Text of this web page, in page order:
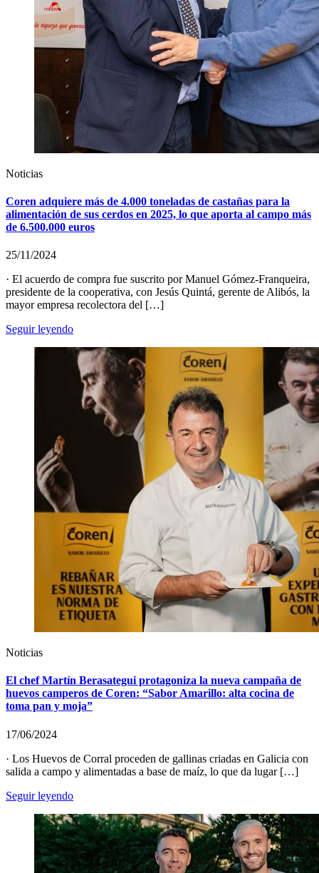
Noticias
Coren adquiere más de 4.000 toneladas de castañas para la
alimentación de sus cerdos en 2025, lo que aporta al campo más
de 6.500.000 euros
25/11/2024
· El acuerdo de compra fue suscrito por Manuel Gómez-Franqueira,
presidente de la cooperativa, con Jesús Quintá, gerente de Alibós, la
mayor empresa recolectora del […]
Seguir leyendo
Noticias
El chef Martín Berasategui protagoniza la nueva campaña de
huevos camperos de Coren: “Sabor Amarillo: alta cocina de
toma pan y moja”
17/06/2024
· Los Huevos de Corral proceden de gallinas criadas en Galicia con
salida a campo y alimentadas a base de maíz, lo que da lugar […]
Seguir leyendo